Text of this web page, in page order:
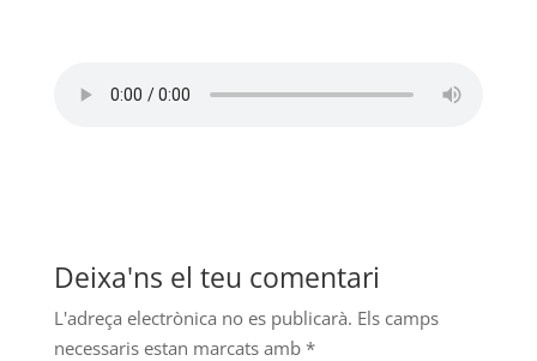
Deixa'ns el teu comentari
L'adreça electrònica no es publicarà. Els camps
necessaris estan marcats amb *